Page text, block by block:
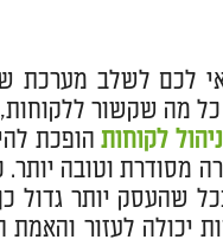
לכם לשלב מערכת
מה שקשור
לקוחות הופכת
מסודרת וטובה
שהעסק יותר גדול
יכולה לעזור